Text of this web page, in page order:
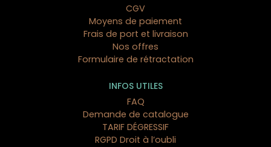
CGV
Moyens de paiement
Frais de port et livraison
Nos offres
Formulaire de rétractation
INFOS UTILES
FAQ
Demande de catalogue
TARIF DÉGRESSIF
RGPD Droit à l’oubli